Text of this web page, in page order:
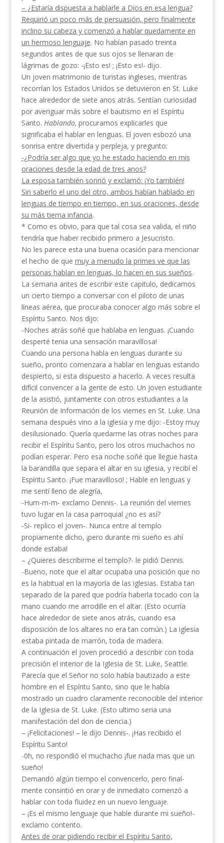
– ¿Estaría dispuesta a hablarle a Dios en esa lengua?
Requirió un poco más de persuasión, pero final­mente
inclino su cabeza y comenzó a hablar queda­mente en
un hermoso lenguaje. No habían pasado treinta
segundos antes de que sus ojos se llenaran de
lágrimas de gozo: -¡Esto es! ; ¡Esto es!- dijo.
Un joven matrimonio de turistas ingleses, mientras
recorrían los Estados Unidos se detuvieron en St. Luke
hace alrededor de siete anos atrás. Sentían cu­riosidad
por averiguar más sobre el bautismo en el Espíritu
Santo. Hablando, procuramos explicarles que
significaba el hablar en lenguas. El joven esbozó una
sonrisa entre divertida y perpleja, y pregunto:
-¿Podría ser algo que yo he estado haciendo en mis
oraciones desde la edad de tres anos?
La esposa también sonrió y exclamó: ¡Yo tam­bién!
Sin saberlo el uno del otro, ambos habían hablado en
lenguas de tiempo en tiempo, en sus oraciones, desde
su más tierna infancia.
* Como es obvio, para que tal cosa sea valida, el niño
tendría que haber recibido primero a Jesucristo.
No les parece esta una buena ocasión para mencionar
el hecho de que muy a menudo la primes ve que las
personas hablan en lenguas, lo hacen en sus sueños.
La semana antes de escribir este capitulo, dedicamos
un cierto tiempo a conversar con el piloto de unas
líneas aérea, que procuraba conocer algo más sobre el
Espíritu Santo. Nos dijo:
-Noches atrás soñé que hablaba en lenguas. ¡Cuando
desperté tenia una sensación maravillosa!
Cuando una persona habla en lenguas durante su
sueño, pronto comenzara a hablar en lenguas estando
despierto, si esta dispuesto a hacerlo. A veces resulta
difícil convencer a la gente de esto. Un joven estudian­te
de la asistió, juntamente con otros estudiantes a la
Reunión de Información de los vier­nes en St. Luke. Una
semana después vino a la iglesia y me dijo: -Estoy muy
desilusionado. Quería quedarme las otras noches para
recibir el Espíritu Santo, pero los otros muchachos no
podían esperar. Pero esa noche soñé que llegue hasta
la barandilla que separa el altar en su iglesia, y recibí el
Espíritu San­to. ¡Fue maravilloso! ; Hable en lenguas y
me sentí lleno de alegría,
-Hum-m-m- exclamo Dennis-. La reunión del viernes
tuvo lugar en la casa parroquial ¿no es así?
-Si- replico el joven-. Nunca entre al templo
propiamente dicho, ¡pero durante mi sueño es ahí
donde estaba!
– ¿Quieres describirme el templo?- le pidió Dennis.
-Bueno, note que el altar ocupaba una posición que no
es la habitual en la mayoría de las iglesias. Estaba tan
separado de la pared que podría haberla tocado con la
mano cuando me arrodille en el altar. (Esto ocurría
hace alrededor de siete anos atrás, cuando esa
disposición de los altares no era tan común.) La iglesia
estaba pintada de marrón, toda de madera.
A continuación el joven procedió a describir con toda
precisión el interior de la Iglesia de St. Luke, Seattle.
Parecía que el Señor no solo había bautizado a este
hombre en el Espíritu Santo, sino que le había
mostrado un cuadro claramente recono­cible del interior
de la Iglesia de St. Luke. (Esto ultimo seria una
manifestación del don de ciencia.)
– ¡Felicitaciones! – le dijo Dennis-. ¡Has recibi­do el
Espíritu Santo!
-0h, no respondió el muchacho ¡fue nada mas que un
sueño!
Demandó algún tiempo el convencerlo, pero final­
mente consintió en orar y de inmediato comenzó a
hablar con toda fluidez en un nuevo lenguaje.
– ¡Es el mismo lenguaje que hable durante mi sueño!-
exclamo contento.
Antes de orar pidiendo recibir el Espíritu Santo,